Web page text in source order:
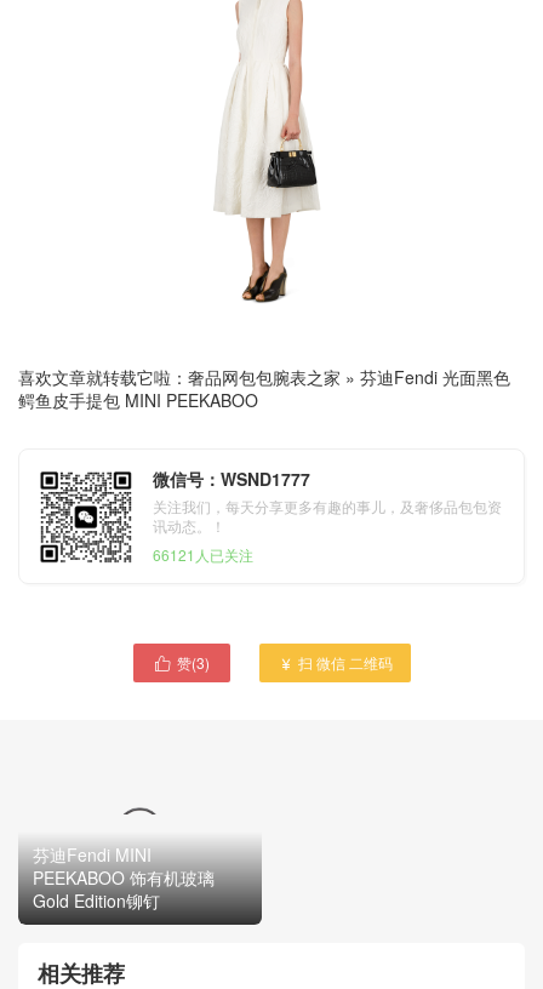
喜欢文章就转载它啦： 奢品网包包腕表之家 » 芬迪Fendi 光面黑色
鳄鱼皮手提包 MINI PEEKABOO
微信号：WSND1777
关注我们，每天分享更多有趣的事儿，及奢侈品包包资
讯动态。！
66121人已关注
 赞(3)  扫 微信 二维码
芬迪Fendi MINI
PEEKABOO 饰有机玻璃
Gold Edition铆钉
芬迪Fendi BACKPACK Gold
相关推荐